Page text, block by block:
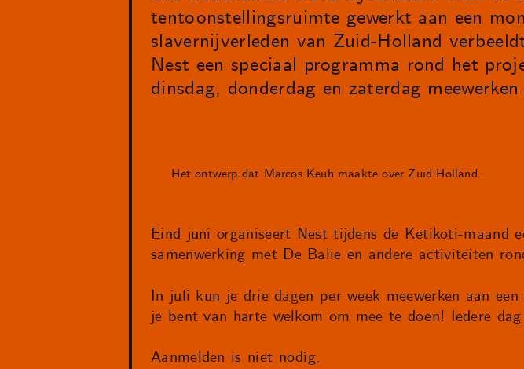
tentoonstellingsruimte gewerkt aan een
slavernijverleden van Zuid-Holland
Nest een speciaal programma rond het
dinsdag, donderdag en zaterdag
Het ontwerp dat Marcos Keuh maakte over Zuid Holland.
Eind juni organiseert Nest tijdens de Ketikoti-maand
samenwerking met De Balie en andere activiteiten
In juli kun je drie dagen per week meewerken aan
je bent van harte welkom om mee te doen! Iedere
Aanmelden is niet nodig.